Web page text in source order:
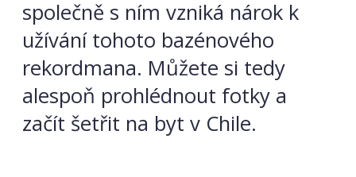
společně s ním vzniká nárok k
užívání tohoto bazénového
rekordmana. Můžete si tedy
alespoň prohlédnout fotky a
začít šetřit na byt v Chile.